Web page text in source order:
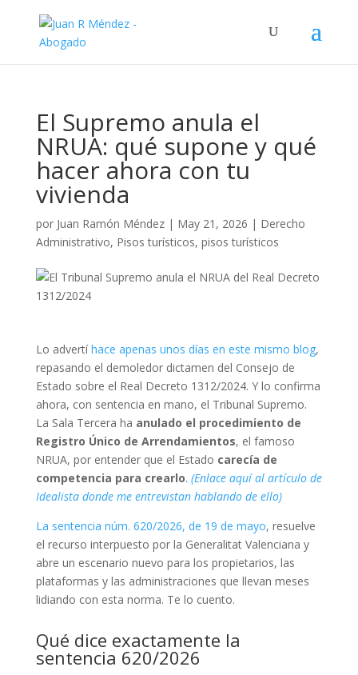
El Supremo anula el
NRUA: qué supone y qué
hacer ahora con tu
vivienda
por Juan Ramón Méndez| May 21, 2026 | Derecho
Administrativo, Pisos turísticos, pisos turísticos
Lo advertíhace apenas unos días en este mismo blog,
repasando el demoledor dictamen del Consejo de
Estado sobre el Real Decreto 1312/2024. Y lo confirma
ahora, con sentencia en mano, el Tribunal Supremo.
La Sala Tercera ha anulado el procedimiento de
Registro Único de Arrendamientos, el famoso
NRUA, por entender que el Estado carecía de
competencia para crearlo. (Enlace aquí al artículo de
Idealista donde me entrevistan hablando de ello)
La sentencia núm. 620/2026, de 19 de mayo, resuelve
el recurso interpuesto por la Generalitat Valenciana y
abre un escenario nuevo para los propietarios, las
plataformas y las administraciones que llevan meses
lidiando con esta norma. Te lo cuento.
Qué dice exactamente la
sentencia 620/2026